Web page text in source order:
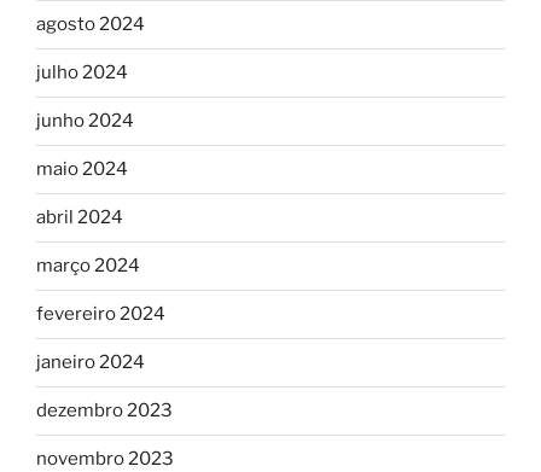
agosto 2024
julho 2024
junho 2024
maio 2024
abril 2024
março 2024
fevereiro 2024
janeiro 2024
dezembro 2023
novembro 2023